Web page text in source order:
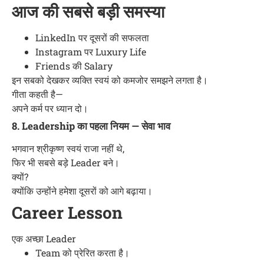
आज की सबसे बड़ी समस्या
LinkedIn पर दूसरों की सफलता
Instagram पर Luxury Life
Friends की Salary
इन सबको देखकर व्यक्ति स्वयं को कमजोर समझने लगता है।
गीता कहती है—
अपने कर्म पर ध्यान दो।
8. Leadership का पहला नियम — सेवा भाव
भगवान श्रीकृष्ण स्वयं राजा नहीं थे,
फिर भी सबसे बड़े Leader बने।
क्यों?
क्योंकि उन्होंने हमेशा दूसरों को आगे बढ़ाया।
Career Lesson
एक अच्छा Leader
Team को प्रेरित करता है।